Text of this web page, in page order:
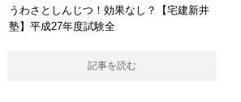
うわさとしんじつ！効果なし？【宅建新井
塾】平成27年度試験全
記事を読む